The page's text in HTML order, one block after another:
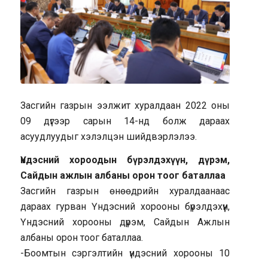
Засгийн газрын ээлжит хуралдаан 2022 оны
09 дүгээр сарын 14-нд болж дараах
асуудлуудыг хэлэлцэн шийдвэрлэлээ.
Үндэсний хороодын бүрэлдэхүүн, дүрэм,
Сайдын ажлын албаны орон тоог баталлаа
Засгийн газрын өнөөдрийн хуралдаанаас
дараах гурван Үндэсний хорооны бүрэлдэхүүн,
Үндэсний хорооны дүрэм, Сайдын Ажлын
албаны орон тоог баталлаа.
-Боомтын сэргэлтийн үндэсний хорооны 10